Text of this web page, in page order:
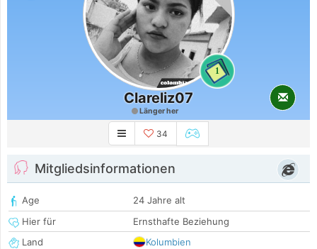
1
Clareliz07
Länger her
34
Mitgliedsinformationen
Age
24 Jahre alt
Hier für
Ernsthafte Beziehung
Land
Kolumbien